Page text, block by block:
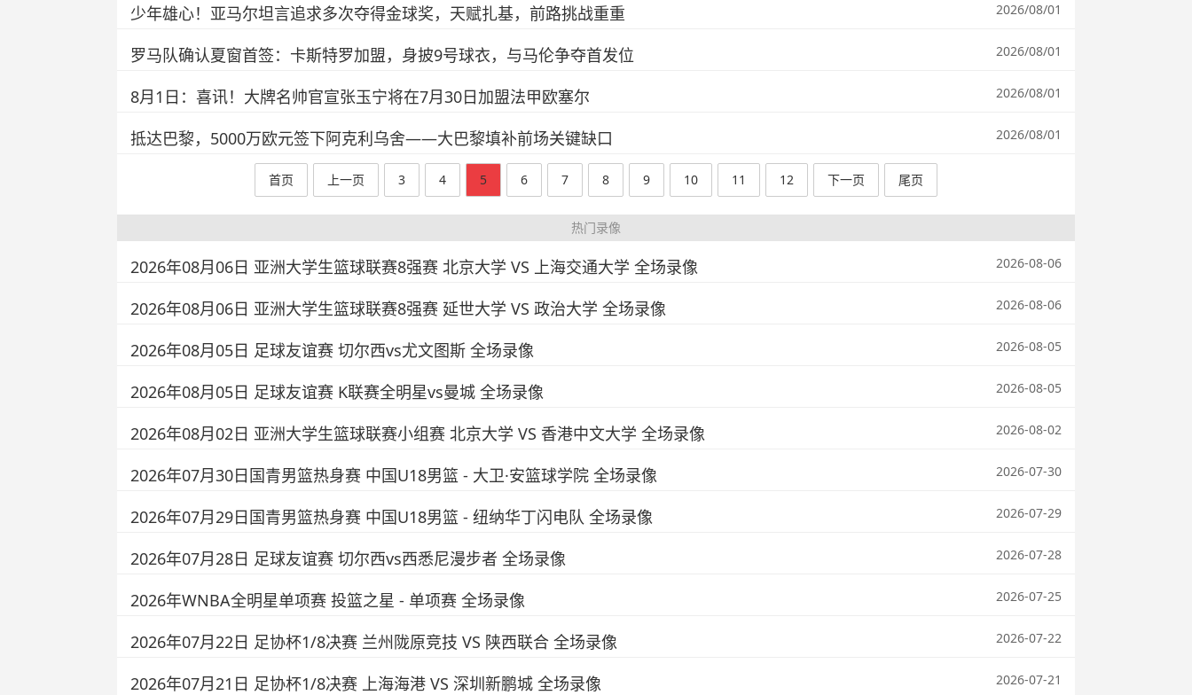
少年雄心！亚马尔坦言追求多次夺得金球奖，天赋扎基，前路挑战重重 2026/08/01
罗马队确认夏窗首签：卡斯特罗加盟，身披9号球衣，与马伦争夺首发位 2026/08/01
8月1日：喜讯！大牌名帅官宣张玉宁将在7月30日加盟法甲欧塞尔 2026/08/01
抵达巴黎，5000万欧元签下阿克利乌舍——大巴黎填补前场关键缺口 2026/08/01
首页 上一页 3 4 5 6 7 8 9 10 11 12 下一页 尾页
热门录像
2026年08月06日 亚洲大学生篮球联赛8强赛 北京大学 VS 上海交通大学 全场录像 2026-08-06
2026年08月06日 亚洲大学生篮球联赛8强赛 延世大学 VS 政治大学 全场录像 2026-08-06
2026年08月05日 足球友谊赛 切尔西vs尤文图斯 全场录像 2026-08-05
2026年08月05日 足球友谊赛 K联赛全明星vs曼城 全场录像 2026-08-05
2026年08月02日 亚洲大学生篮球联赛小组赛 北京大学 VS 香港中文大学 全场录像 2026-08-02
2026年07月30日国青男篮热身赛 中国U18男篮 - 大卫·安篮球学院 全场录像 2026-07-30
2026年07月29日国青男篮热身赛 中国U18男篮 - 纽纳华丁闪电队 全场录像 2026-07-29
2026年07月28日 足球友谊赛 切尔西vs西悉尼漫步者 全场录像 2026-07-28
2026年WNBA全明星单项赛 投篮之星 - 单项赛 全场录像 2026-07-25
2026年07月22日 足协杯1/8决赛 兰州陇原竞技 VS 陕西联合 全场录像 2026-07-22
2026年07月21日 足协杯1/8决赛 上海海港 VS 深圳新鹏城 全场录像 2026-07-21